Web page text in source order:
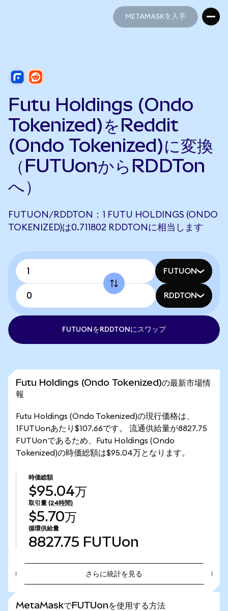
METAMASKを入手
Futu Holdings (Ondo
Tokenized)をReddit
(Ondo Tokenized)に変換
（FUTUonからRDDTon
へ）
FUTUON/RDDTON：1 FUTU HOLDINGS (ONDO
TOKENIZED)は0.711802 RDDTONに相当します
FUTUON
RDDTON
FUTUONをRDDTONにスワップ
Futu Holdings (Ondo Tokenized)の最新市場情
報
Futu Holdings (Ondo Tokenized)の現行価格は、
1FUTUonあたり$107.66です。 流通供給量が8827.75
FUTUonであるため、Futu Holdings (Ondo
Tokenized)の時価総額は$95.04万となります。
時価総額
$95.04万
取引量 (24時間)
$5.70万
循環供給量
8827.75 FUTUon
さらに統計を見る
MetaMaskでFUTUonを使用する方法